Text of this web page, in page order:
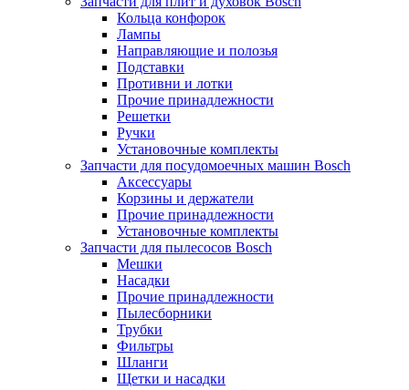
Кольца конфорок
Лампы
Направляющие и полозья
Подставки
Противни и лотки
Прочие принадлежности
Решетки
Ручки
Установочные комплекты
Запчасти для посудомоечных машин Bosch
Аксессуары
Корзины и держатели
Прочие принадлежности
Установочные комплекты
Запчасти для пылесосов Bosch
Мешки
Насадки
Прочие принадлежности
Пылесборники
Трубки
Фильтры
Шланги
Щетки и насадки